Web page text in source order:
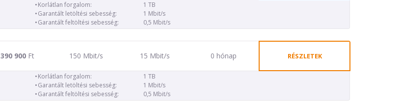
Korlátlan forgalom:
1 TB
Garantált letöltési sebesség:
1 Mbit/s
Garantált feltöltési sebesség:
0,5 Mbit/s
390 900Ft 150 Mbit/s 15 Mbit/s 0 hónap RÉSZLETEK
Korlátlan forgalom:
1 TB
Garantált letöltési sebesség:
1 Mbit/s
Garantált feltöltési sebesség:
0,5 Mbit/s